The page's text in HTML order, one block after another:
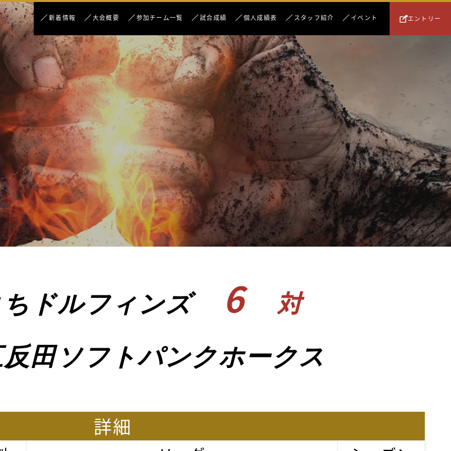
新着情報 大会概要 参加チーム一覧 試合成績 個人成績表 スタッフ紹介 イベント エントリー
ドルフィンズ 6 対
田ソフトパンクホークス
詳細